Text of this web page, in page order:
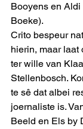
Booyens en
Boeke).
Crito bespeur
hierin, maar laat
ter wille van
Stellenbosch.
te sê dat albei
joernaliste is.
Beeld en Els by